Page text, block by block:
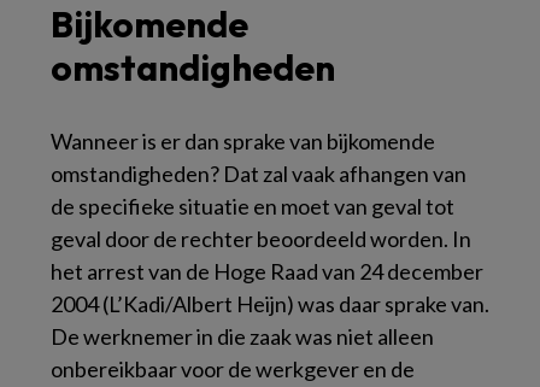
Bijkomende
omstandigheden
Wanneer is er dan sprake van bijkomende
omstandigheden? Dat zal vaak afhangen van
de specifieke situatie en moet van geval tot
geval door de rechter beoordeeld worden. In
het arrest van de Hoge Raad van 24 december
2004 (L’Kadi/Albert Heijn) was daar sprake van.
De werknemer in die zaak was niet alleen
onbereikbaar voor de werkgever en de